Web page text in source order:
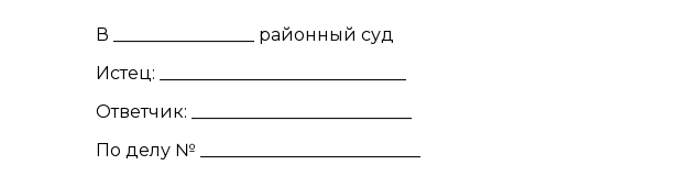
В ________________ районный суд
Истец: ____________________________
Ответчик: _________________________
По делу № _________________________